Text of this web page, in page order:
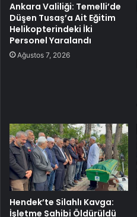
Ankara Valiliği: Temelli’de
Düşen Tusaş’a Ait Eğitim
Helikopterindeki İki
Personel Yaralandı
Ağustos 7, 2026
Hendek’te Silahlı Kavga:
İşletme Sahibi Öldürüldü